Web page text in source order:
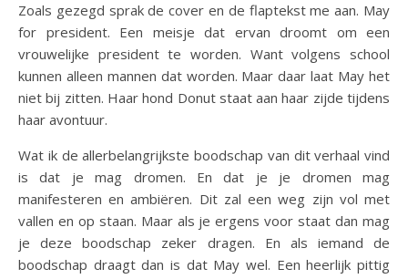
Zoals gezegd sprak de cover en de flaptekst me aan. May
for president. Een meisje dat ervan droomt om een
vrouwelijke president te worden. Want volgens school
kunnen alleen mannen dat worden. Maar daar laat May het
niet bij zitten. Haar hond Donut staat aan haar zijde tijdens
haar avontuur.
Wat ik de allerbelangrijkste boodschap van dit verhaal vind
is dat je mag dromen. En dat je je dromen mag
manifesteren en ambiëren. Dit zal een weg zijn vol met
vallen en op staan. Maar als je ergens voor staat dan mag
je deze boodschap zeker dragen. En als iemand de
boodschap draagt dan is dat May wel. Een heerlijk pittig